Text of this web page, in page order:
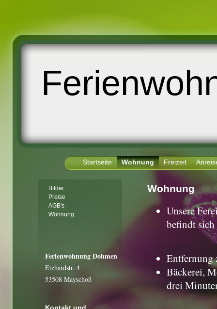
Startseite Wohnung Freizeit
Wohnung
Unsere
befindt
Entfernung
Bäckerei,
drei
Bilder
Preise
AGB's
Wohnung
Ferienwohnung Dohmen
Etzhardstr. 4
53508 Mayschoß